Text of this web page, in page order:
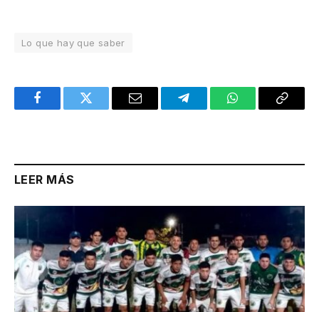
Lo que hay que saber
FacebookTwitter Email TelegramWhatsAppCopy
LEER MÁS